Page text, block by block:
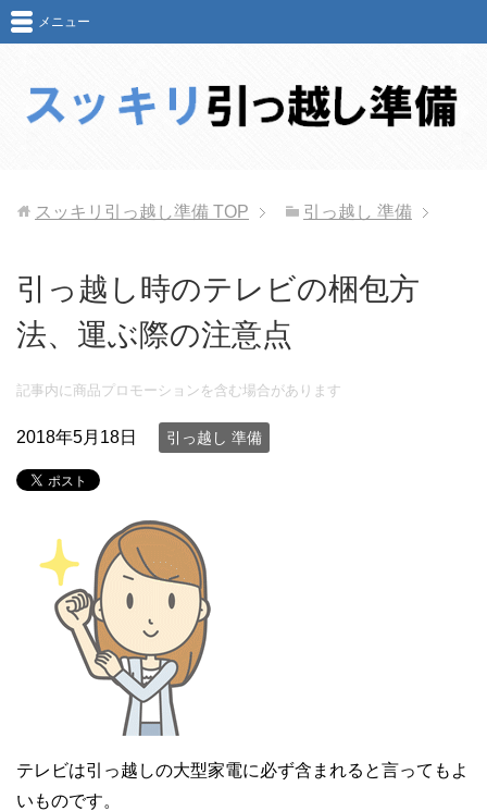
メニュー
スッキリ引っ越し準備 TOP 引っ越し 準備
引っ越し時のテレビの梱包方
法、運ぶ際の注意点
記事内に商品プロモーションを含む場合があります
2018年5月18日 引っ越し 準備
テレビは引っ越しの大型家電に必ず含まれると言ってもよ
いものです。